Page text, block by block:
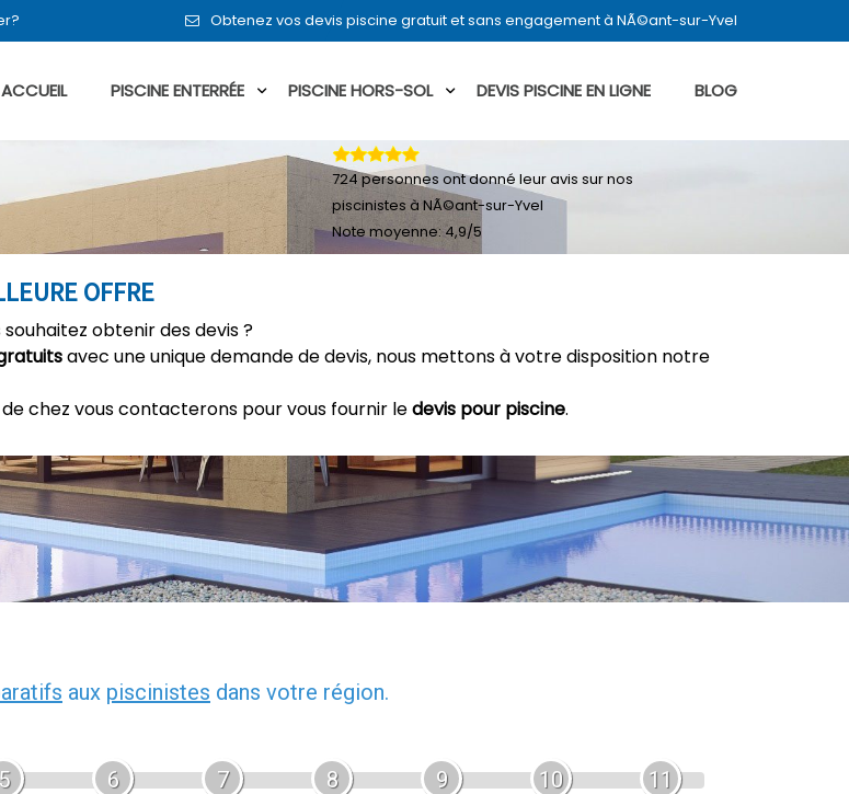
Obtenez vos devis piscine gratuit et sans engagement à NÃ©ant-sur-Yvel
ACCUEIL PISCINE ENTERRÉE PISCINE HORS-SOL DEVIS PISCINE EN LIGNE BLOG
OFFRE
obtenir des devis ?
avec une unique demande de devis, nous mettons à votre disposition notre
chez vous contacterons pour vous fournir ledevis pour piscine.
724personnes ont donné leuravis sur nos
piscinistes à NÃ©ant-sur-Yvel
Note moyenne:4,9/5
aux piscinistes dans votre région.
5 6 7 8 9 10 11